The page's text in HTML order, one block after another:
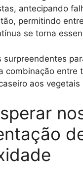
antecipando
permitindo
se torna
surpreendentes
combinação
aos